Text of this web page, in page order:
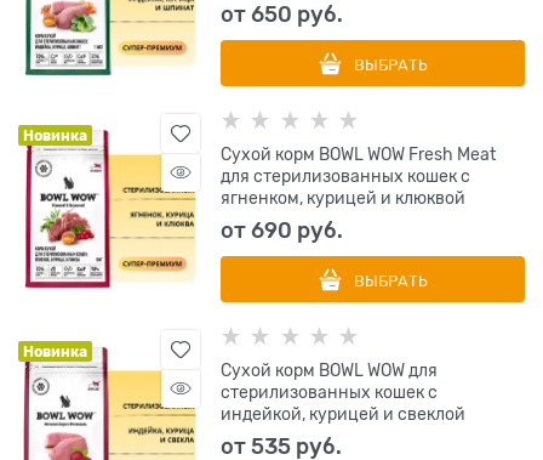
от650 руб.
ВЫБРАТЬ
Новинка
Сухой корм BOWL WOW Fresh Meat
для стерилизованных кошек с
ягненком, курицей и клюквой
от690 руб.
ВЫБРАТЬ
Новинка
Сухой корм BOWL WOW для
стерилизованных кошек с
индейкой, курицей и свеклой
от535 руб.